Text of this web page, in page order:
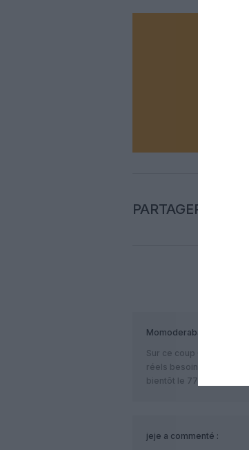
PARTAGER
Momoderabat a
Sur ce coup China
réels besoins plutôt que
bientôt le 777-300er, le
jeje a commenté :